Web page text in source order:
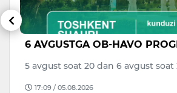
6 AVGUSTGA OB-HAVO
5 avgust soat 20 dan 6 avgust soat
17:09 / 05.08.2026